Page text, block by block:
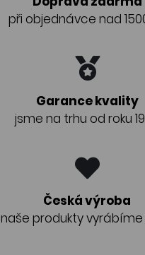
při objednávce nad
Garance kvality
jsme na trhu od roku
Česká výroba
naše produkty